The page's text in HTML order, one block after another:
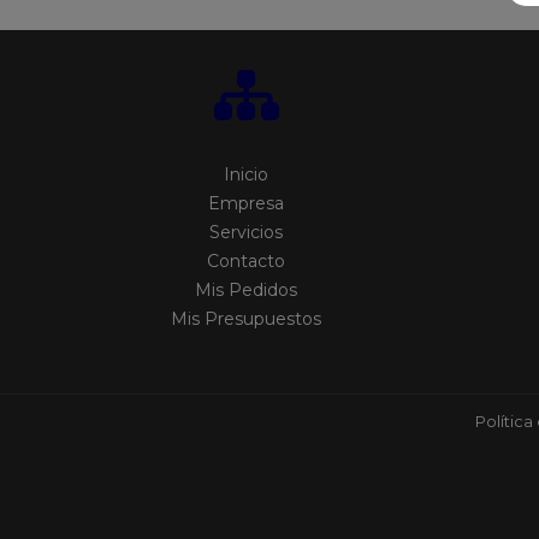
Inicio
Empresa
Servicios
Contacto
Mis Pedidos
Mis Presupuestos
Política